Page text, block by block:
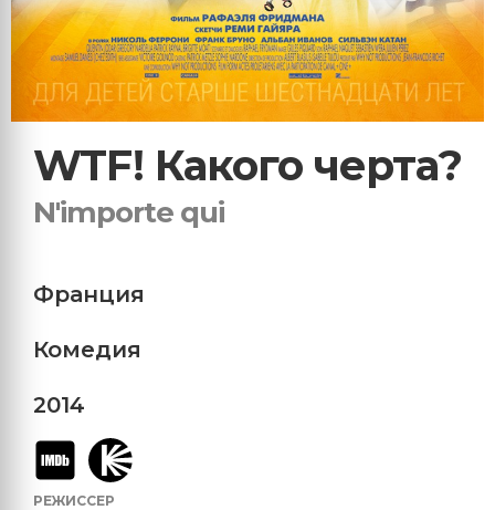
WTF! Какого черта?
N'importe qui
Франция
Комедия
2014
РЕЖИССЕР